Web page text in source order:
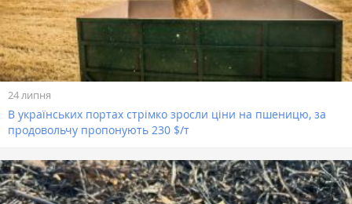
24 липня
В українських портах стрімко зросли ціни на пшеницю, за
продовольчу пропонують 230 $/т